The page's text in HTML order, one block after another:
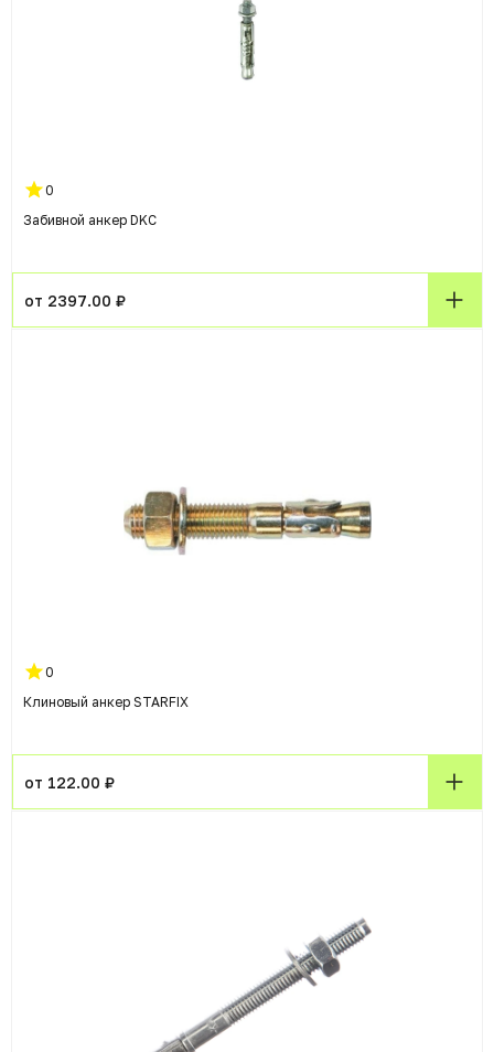
0
Забивной анкер DKC
от 2397.00 ₽
0
Клиновый анкер STARFIX
от 122.00 ₽